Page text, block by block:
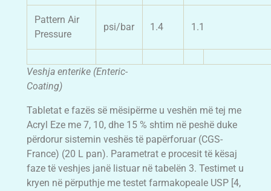
Pattern Air
Pressure
psi/bar 1.4 1.1
Veshja enterike (Enteric-
Coating)
Tabletat e fazës së mësipërme u veshën më tej me
Acryl Eze me 7, 10, dhe 15 % shtim në peshë duke
përdorur sistemin veshës të papërforuar (CGS-
France) (20 L pan). Parametrat e procesit të kësaj
faze të veshjes janë listuar në tabelën 3. Testimet u
kryen në përputhje me testet farmakopeale USP [4,